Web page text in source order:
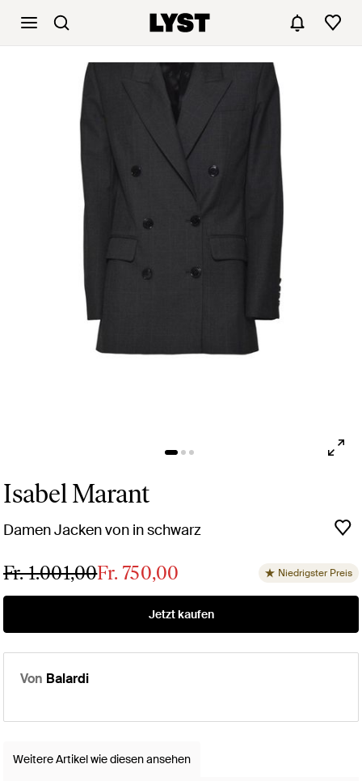
Isabel Marant
Damen Jacken von in schwarz
Fr. 1.001,00Fr. 750,00 Niedrigster Preis
Jetzt kaufen
Von Balardi
Weitere Artikel wie diesen ansehen